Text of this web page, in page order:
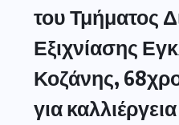
του Τμήματος
Εξιχνίασης
Κοζάνης,
για